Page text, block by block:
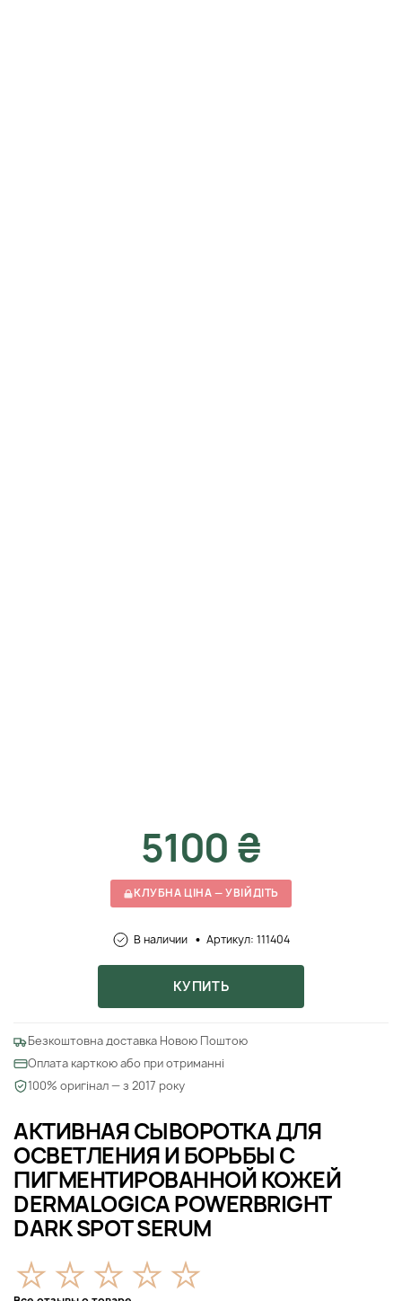
АКТИВНАЯ СЫВОРОТКА ДЛЯ
ОСВЕТЛЕНИЯ И БОРЬБЫ С
ПИГМЕНТИРОВАННОЙ КОЖЕЙ
DERMALOGICA POWERBRIGHT
DARK SPOT SERUM
5100 ₴
КЛУБНА ЦІНА — УВІЙДІТЬ
В наличии Артикул: 111404
КУПИТЬ
Безкоштовна доставка Новою Поштою
Оплата карткою або при отриманні
100% оригінал — з 2017 року